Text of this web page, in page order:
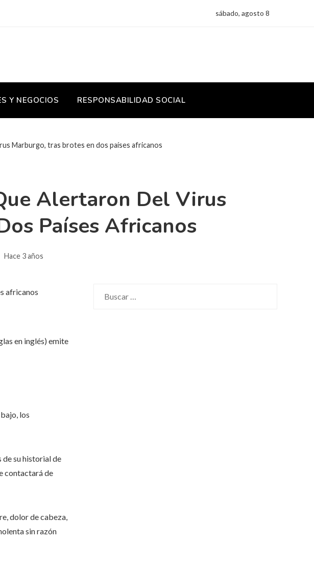
sábado, agosto 8
Y NEGOCIOS RESPONSABILIDAD SOCIAL
Marburgo, tras brotes en dos países africanos
Alertaron Del Virus
Países Africanos
Hace 3 años
en inglés) emite
los
su historial de
contactará de
dolor de cabeza,
sin razón